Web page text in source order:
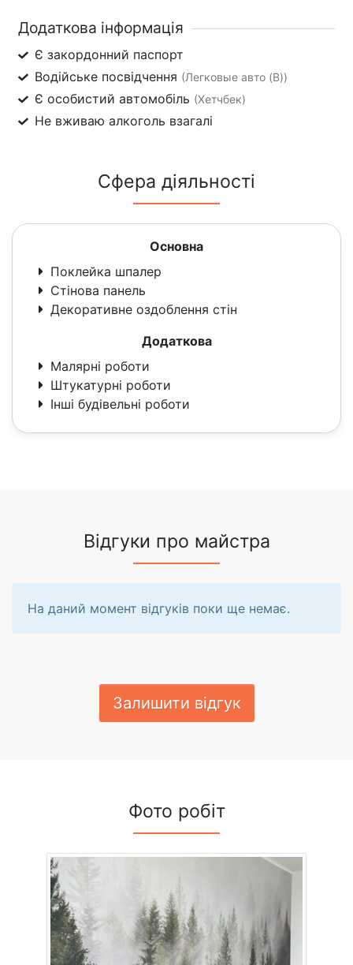
Додаткова інформація
Є закордонний паспорт
Водійське посвідчення (Легковые авто (B))
Є особистий автомобіль (Хетчбек)
Не вживаю алкоголь взагалі
Сфера діяльності
Основна
Поклейка шпалер
Стінова панель
Декоративне оздоблення стін
Додаткова
Малярні роботи
Штукатурні роботи
Інші будівельні роботи
Відгуки про майстра
На даний момент відгуків поки ще немає.
Залишити відгук
Фото робіт